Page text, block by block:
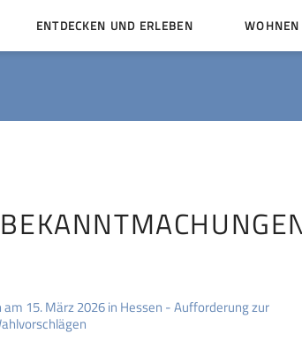
ENTDECKEN UND ERLEBEN
15. März 2026 in Hessen - Aufforderung zur